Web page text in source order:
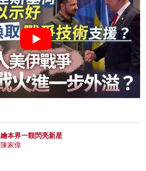
繪本界一顆閃亮新星
陳家偉